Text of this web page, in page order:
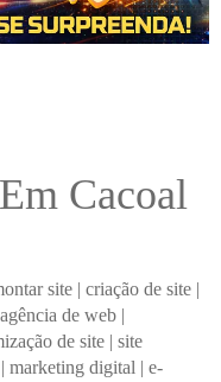
Cacoal
site | criação de site |
agência de web |
de site | site
| marketing digital | e-